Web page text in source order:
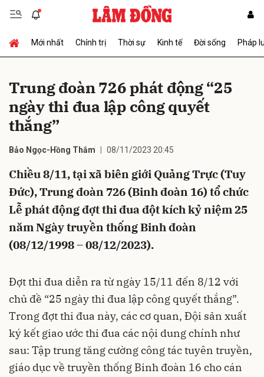
Mới nhất Chính trị Thời sự Kinh tế Đời sống Pháp
Trung đoàn 726 phát động “25
ngày thi đua lập công quyết
thắng”
Bảo Ngọc-Hồng Thắm 08/11/2023 20:45
Chiều 8/11, tại xã biên giới Quảng Trực (Tuy
Đức), Trung đoàn 726 (Binh đoàn 16) tổ chức
Lễ phát động đợt thi đua đột kích kỷ niệm 25
năm Ngày truyền thống Binh đoàn
(08/12/1998 – 08/12/2023).
Đợt thi đua diễn ra từ ngày 15/11 đến 8/12 với
chủ đề “25 ngày thi đua lập công quyết thắng”.
Trong đợt thi đua này, các cơ quan, Đội sản xuất
ký kết giao ước thi đua các nội dung chính như
sau: Tập trung tăng cường công tác tuyên truyền,
giáo dục về truyền thống Binh đoàn 16 cho cán
Gửi bình luận
Hủy Gửi